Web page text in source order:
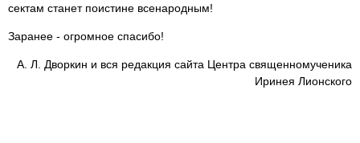
сектам станет поистине всенародным!
Заранее - огромное спасибо!
А. Л. Дворкин и вся редакция сайта Центра священномученика
Иринея Лионского